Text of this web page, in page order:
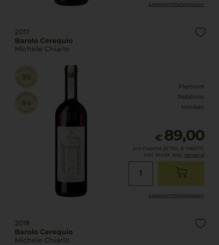
Lebensmittel­angaben
2017
Barolo Cerequio
Michele Chiarlo
Piemont
Nebbiolo
trocken
€ 89,00
pro Flasche (0.75l), € 118,67/L
inkl. MwSt. zzgl. Versand
Lebensmittel­angaben
2018
Barolo Cerequio
Michele Chiarlo